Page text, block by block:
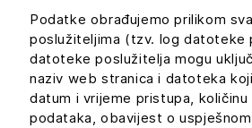
Podatke obrađujemo prilikom
poslužiteljima (tzv. log datoteke
datoteke poslužitelja mogu
naziv web stranica i datoteka
datum i vrijeme pristupa, količinu
podataka, obavijest o